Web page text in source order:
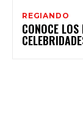
REGIANDO
CONOCE